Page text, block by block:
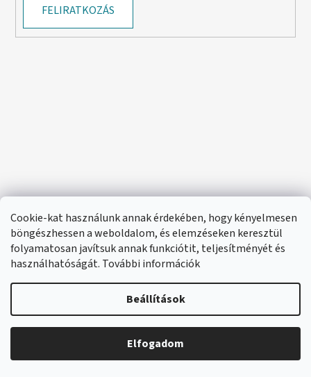
Cookie-kat használunk annak érdekében, hogy kényelmesen
böngészhessen a weboldalom, és elemzéseken keresztül
folyamatosan javítsuk annak funkciótit, teljesítményét és
használhatóságát. További információk
Beállítások
Elfogadom
🔴 Parfümök és illatok –20%
FELIRATKOZÁS
Shoptet készítette
Copyright 2026e-santini.hu. Minden jog fenntartva.